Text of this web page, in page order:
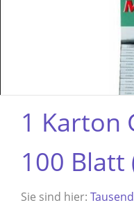
1 Karton
100 Blatt
Sie sind hier: